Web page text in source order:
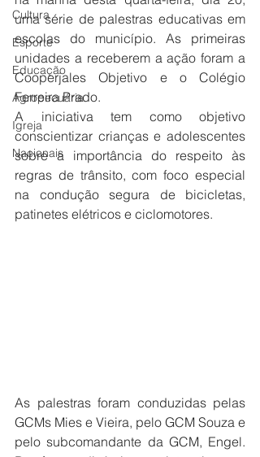
Cultura
Esporte
Educação
Agropecuária
Igreja
Nacionais
uma série de palestras educativas em
escolas do município. As primeiras
unidades a receberem a ação foram a
Cooperjales Objetivo e o Colégio
Ferreira Prado.
A iniciativa tem como objetivo
conscientizar crianças e adolescentes
sobre a importância do respeito às
regras de trânsito, com foco especial
na condução segura de bicicletas,
patinetes elétricos e ciclomotores.
As palestras foram conduzidas pelas
GCMs Mies e Vieira, pelo GCM Souza e
pelo subcomandante da GCM, Engel.